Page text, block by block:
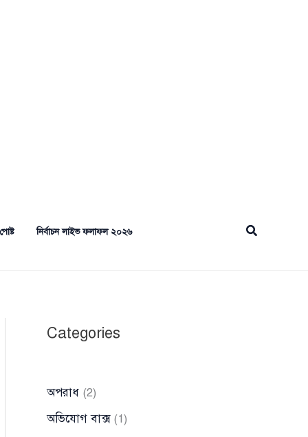
নির্বাচন লাইভ ফলাফল ২০২৬ Search
Categories
অপরাধ (2)
অভিযোগ বাক্স(1)